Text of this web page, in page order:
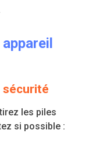
sécurité
les piles
si possible :